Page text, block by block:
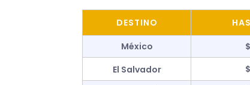
DESTINO
México
El Salvador